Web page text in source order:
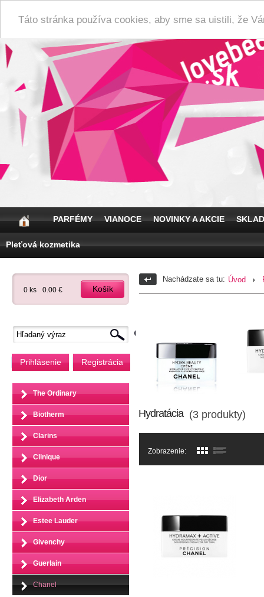
Táto stránka používa cookies, aby sme sa uistili, že
PARFÉMY VIANOCE NOVINKY A AKCIE
Pleťová kozmetika
0 ks 0.00 € Košík
Prihlásenie Registrácia
The Ordinary
Biotherm
Clarins
Clinique
Dior
Elizabeth Arden
Estee Lauder
Givenchy
Guerlain
Chanel
Nachádzate sa tu: Úvod
Hydratácia(3 produkty)
Zobrazenie: